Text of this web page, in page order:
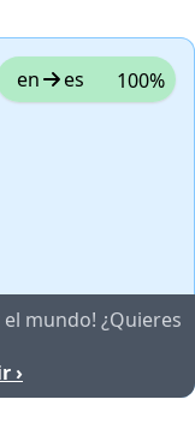
en es 100%
mundo! ¿Quieres
›